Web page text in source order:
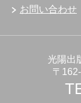
お問い合わせ
光陽出
〒